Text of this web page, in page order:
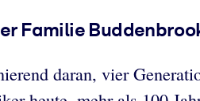
Familie
daran, vier